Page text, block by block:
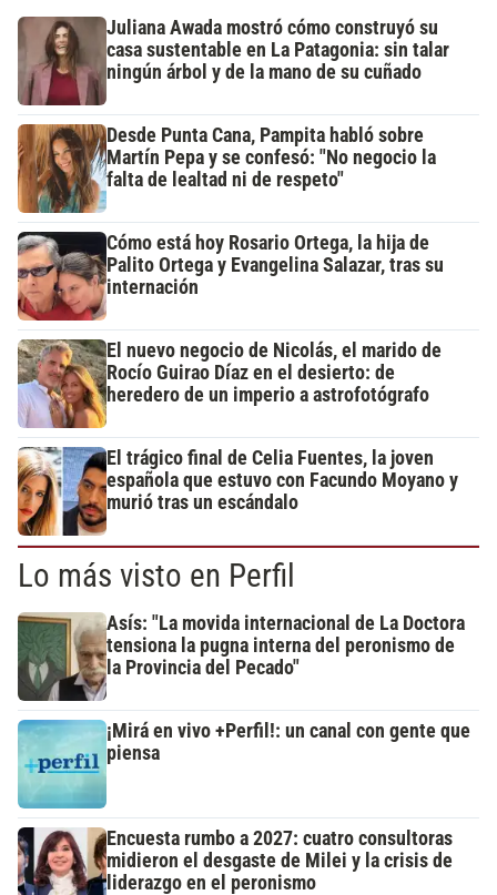
Juliana Awada mostró cómo construyó su
casa sustentable en La Patagonia: sin talar
ningún árbol y de la mano de su cuñado
Desde Punta Cana, Pampita habló sobre
Martín Pepa y se confesó: "No negocio la
falta de lealtad ni de respeto"
Cómo está hoy Rosario Ortega, la hija de
Palito Ortega y Evangelina Salazar, tras su
internación
El nuevo negocio de Nicolás, el marido de
Rocío Guirao Díaz en el desierto: de
heredero de un imperio a astrofotógrafo
El trágico final de Celia Fuentes, la joven
española que estuvo con Facundo Moyano y
murió tras un escándalo
Lo más visto en Perfil
Asís: "La movida internacional de La Doctora
tensiona la pugna interna del peronismo de
la Provincia del Pecado"
¡Mirá en vivo +Perfil!: un canal con gente que
piensa
Encuesta rumbo a 2027: cuatro consultoras
midieron el desgaste de Milei y la crisis de
liderazgo en el peronismo